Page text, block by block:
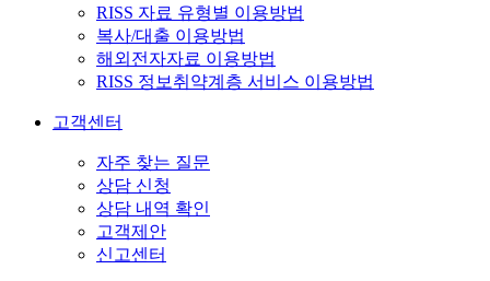
RISS 자료 유형별 이용방법
복사/대출 이용방법
해외전자자료 이용방법
RISS 정보취약계층 서비스 이용방법
고객센터
자주 찾는 질문
상담 신청
상담 내역 확인
고객제안
신고센터